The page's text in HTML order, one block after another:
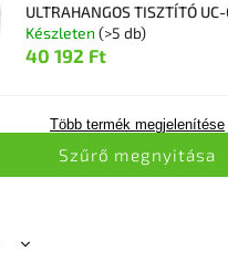
ULTRAHANGOS TISZTÍTÓ
Készleten (>5 db)
40 192 Ft
Több termék megjelenítése
Szűrő megnyitása